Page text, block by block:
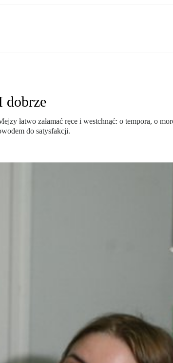
dobrze
łatwo załamać ręce i westchnąć: o tempora, o
do satysfakcji.